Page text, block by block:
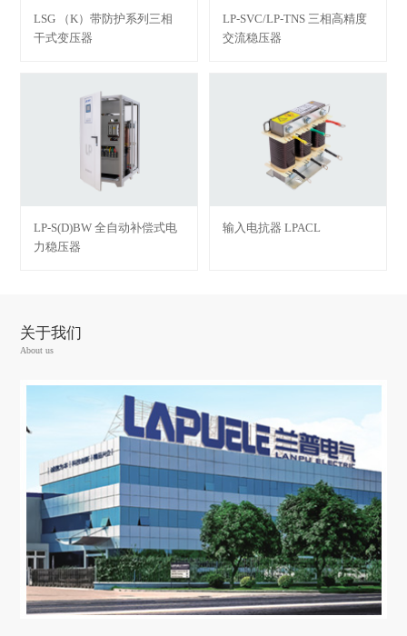
LSG （K）带防护系列三相
干式变压器
LP-SVC/LP-TNS 三相高精度
交流稳压器
LP-S(D)BW 全自动补偿式电
力稳压器
输入电抗器 LPACL
关于我们
About us